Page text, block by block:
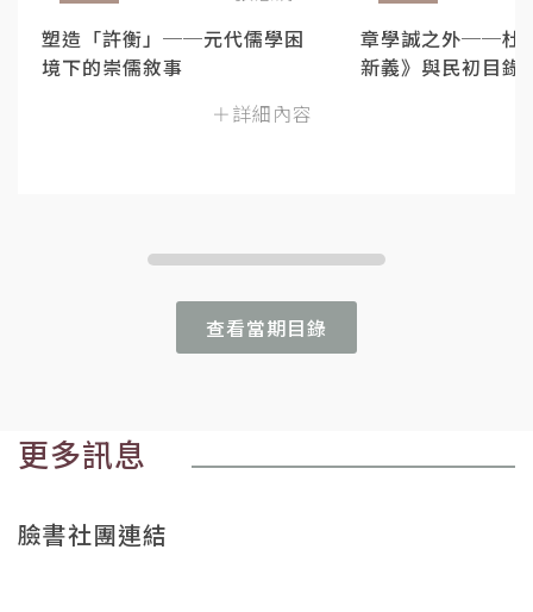
塑造「許衡」──元代儒學困
境下的崇儒敘事
＋詳細內容
章學誠之外──杜
新義》與民初目錄
查看當期目錄
更多訊息
臉書社團連結